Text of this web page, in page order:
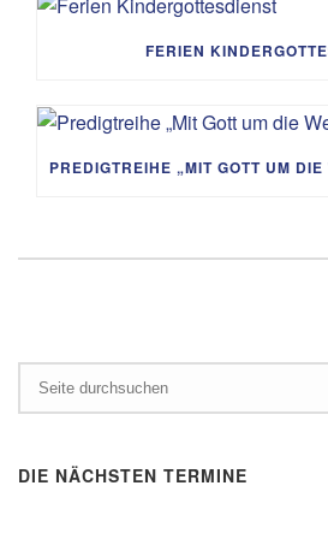
FERIEN
DIE NÄCHSTEN TERMINE